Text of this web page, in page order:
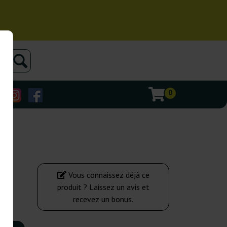
0
Vous connaissez déjà ce
produit ? Laissez un avis et
recevez un bonus.